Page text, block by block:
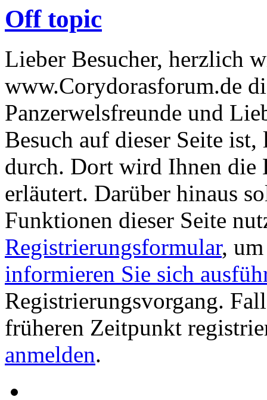
Off topic
Lieber Besucher, herzlich
www.Corydorasforum.de
Panzerwelsfreunde und
Besuch auf dieser Seite
durch. Dort wird Ihnen die
erläutert. Darüber hinaus
Funktionen dieser Seite
Registrierungsformular,
informieren Sie sich
Registrierungsvorgang.
früheren Zeitpunkt
anmelden.